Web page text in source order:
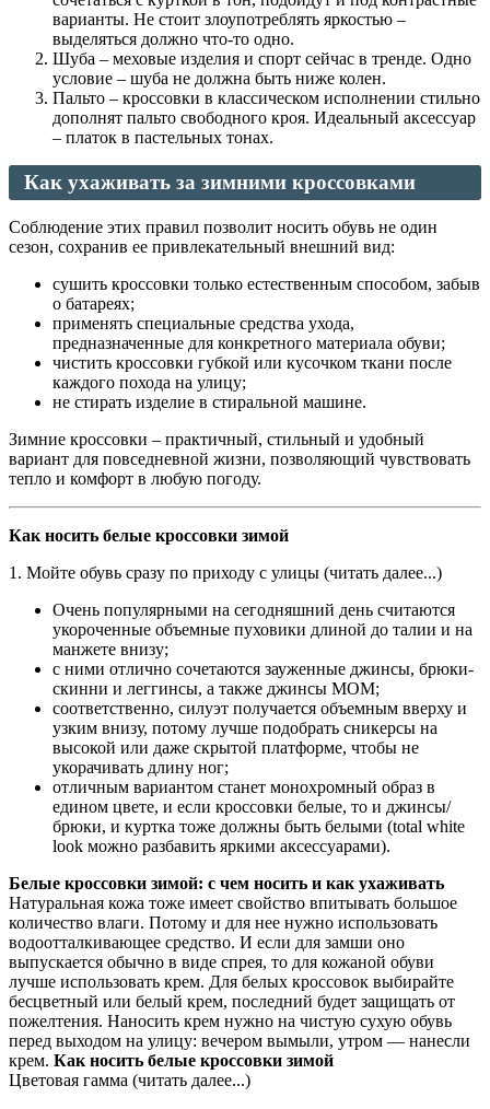
варианты. Не стоит злоупотреблять яркостью –
выделяться должно что-то одно.
Шуба – меховые изделия и спорт сейчас в тренде. Одно
условие – шуба не должна быть ниже колен.
Пальто – кроссовки в классическом исполнении стильно
дополнят пальто свободного кроя. Идеальный аксессуар
– платок в пастельных тонах.
Как ухаживать за зимними кроссовками
Соблюдение этих правил позволит носить обувь не один
сезон, сохранив ее привлекательный внешний вид:
сушить кроссовки только естественным способом, забыв
о батареях;
применять специальные средства ухода,
предназначенные для конкретного материала обуви;
чистить кроссовки губкой или кусочком ткани после
каждого похода на улицу;
не стирать изделие в стиральной машине.
Зимние кроссовки – практичный, стильный и удобный
вариант для повседневной жизни, позволяющий чувствовать
тепло и комфорт в любую погоду.
Как носить белые кроссовки зимой
1. Мойте обувь сразу по приходу с улицы (читать далее...)
Очень популярными на сегодняшний день считаются
укороченные объемные пуховики длиной до талии и на
манжете внизу;
с ними отлично сочетаются зауженные джинсы, брюки-
скинни и леггинсы, а также джинсы МОМ;
соответственно, силуэт получается объемным вверху и
узким внизу, потому лучше подобрать сникерсы на
высокой или даже скрытой платформе, чтобы не
укорачивать длину ног;
отличным вариантом станет монохромный образ в
едином цвете, и если кроссовки белые, то и джинсы/
брюки, и куртка тоже должны быть белыми (total white
look можно разбавить яркими аксессуарами).
Белые кроссовки зимой: с чем носить и как ухаживать
Натуральная кожа тоже имеет свойство впитывать большое
количество влаги. Потому и для нее нужно использовать
водоотталкивающее средство. И если для замши оно
выпускается обычно в виде спрея, то для кожаной обуви
лучше использовать крем. Для белых кроссовок выбирайте
бесцветный или белый крем, последний будет защищать от
пожелтения. Наносить крем нужно на чистую сухую обувь
перед выходом на улицу: вечером вымыли, утром — нанесли
крем. Как носить белые кроссовки зимой
Цветовая гамма (читать далее...)